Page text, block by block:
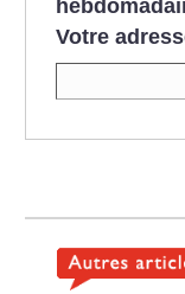
Votre